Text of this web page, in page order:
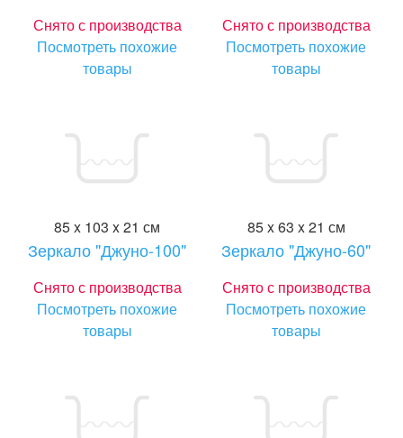
Снято с производства
Посмотреть похожие
товары
Снято с производства
Посмотреть похожие
товары
85 x 103 x 21 см
Зеркало "Джуно-100"
Снято с производства
Посмотреть похожие
товары
85 x 63 x 21 см
Зеркало "Джуно-60"
Снято с производства
Посмотреть похожие
товары